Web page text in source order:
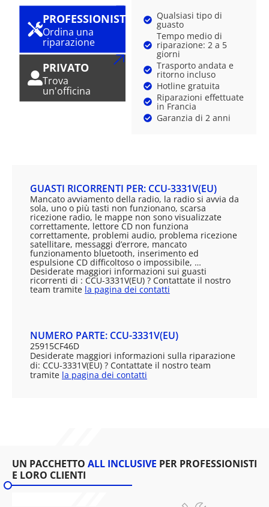
PROFESSIONISTA
Ordina una
riparazione
PRIVATO
Trova
un'officina
Qualsiasi tipo di
guasto
Tempo medio di
riparazione: 2 a 5
giorni
Trasporto andata e
ritorno incluso
Hotline gratuita
Riparazioni effettuate
in Francia
Garanzia di 2 anni
GUASTI RICORRENTI PER: CCU-3331V(EU)
Mancato avviamento della radio, la radio si avvia da
sola, uno o più tasti non funzionano, scarsa
ricezione radio, le mappe non sono visualizzate
correttamente, lettore CD non funziona
correttamente, problemi audio, problema ricezione
satellitare, messaggi d’errore, mancato
funzionamento bluetooth, inserimento ed
espulsione CD difficoltoso o impossibile, …
Desiderate maggiori informazioni sui guasti
ricorrenti di : CCU-3331V(EU) ? Contattate il nostro
team tramite la pagina dei contatti
NUMERO PARTE: CCU-3331V(EU)
25915CF46D
Desiderate maggiori informazioni sulla riparazione
di: CCU-3331V(EU) ? Contattate il nostro team
tramite la pagina dei contatti
UN PACCHETTO ALL INCLUSIVE PER PROFESSIONISTI
E LORO CLIENTI